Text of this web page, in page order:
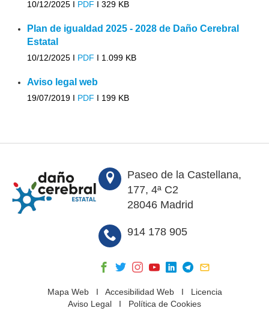
10/12/2025 I PDF I 329 KB
Plan de igualdad 2025 - 2028 de Daño Cerebral
Estatal
10/12/2025 I PDF I 1.099 KB
Aviso legal web
19/07/2019 I PDF I 199 KB
Paseo de la Castellana,
177, 4ª C2
28046 Madrid
914 178 905
Mapa WebI Accesibilidad WebI Licencia
Aviso Legal I Política de Cookies